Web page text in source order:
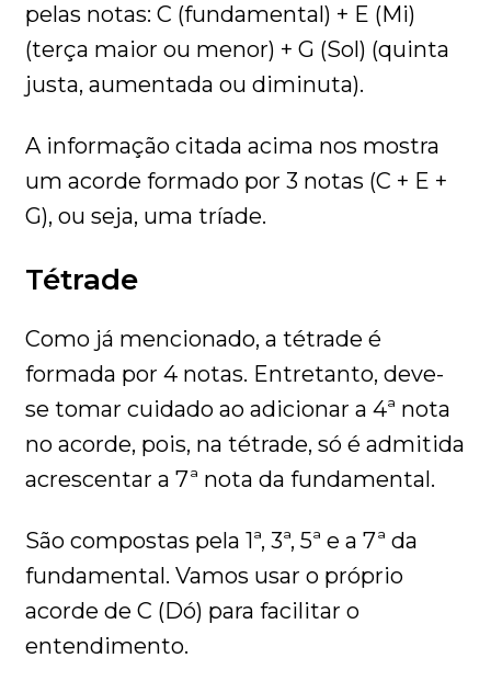
pelas notas: C (fundamental) + E (Mi)
(terça maior ou menor) + G (Sol) (quinta
justa, aumentada ou diminuta).
A informação citada acima nos mostra
um acorde formado por 3 notas (C + E +
G), ou seja, uma tríade.
Tétrade
Como já mencionado, a tétrade é
formada por 4 notas. Entretanto, deve-
se tomar cuidado ao adicionar a 4ª nota
no acorde, pois, na tétrade, só é admitida
acrescentar a 7ª nota da fundamental.
São compostas pela 1ª, 3ª, 5ª e a 7ª da
fundamental. Vamos usar o próprio
acorde de C (Dó) para facilitar o
entendimento.